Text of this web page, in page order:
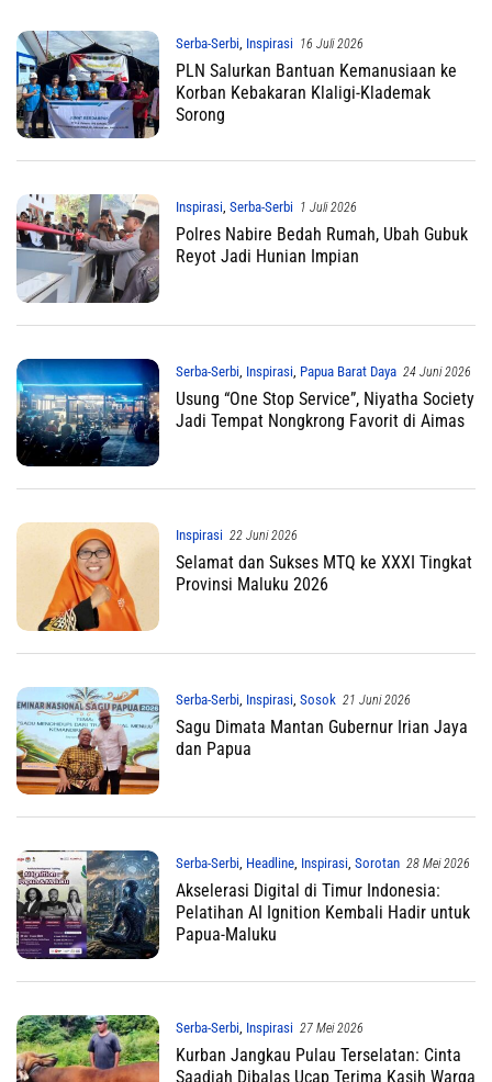
Serba-Serbi Inspirasi 16 Juli 2026
PLN Salurkan Bantuan Kemanusiaan ke
Korban Kebakaran Klaligi-Klademak
Sorong
Inspirasi, Serba-Serbi 1 Juli 2026
Polres Nabire Bedah Rumah, Ubah Gubuk
Reyot Jadi Hunian Impian
Serba-Serbi Inspirasi Papua Barat Daya 24 Juni 2026
Usung “One Stop Service”, Niyatha Society
Jadi Tempat Nongkrong Favorit di Aimas
Inspirasi 22 Juni 2026
Selamat dan Sukses MTQ ke XXXI Tingkat
Provinsi Maluku 2026
Serba-Serbi Inspirasi Sosok 21 Juni 2026
Sagu Dimata Mantan Gubernur Irian Jaya
dan Papua
Serba-Serbi, Headline, Inspirasi, Sorotan 28 Mei 2026
Akselerasi Digital di Timur Indonesia:
Pelatihan AI Ignition Kembali Hadir untuk
Papua-Maluku
Serba-Serbi Inspirasi 27 Mei 2026
Kurban Jangkau Pulau Terselatan: Cinta
Saadiah Dibalas Ucap Terima Kasih Warga